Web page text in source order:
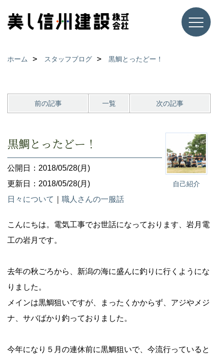
ホーム スタッフブログ 黒鯛とったどー！
前の記事 一覧 次の記事
自己紹介
黒鯛とったどー！
公開日：2018/05/28(月)
更新日：2018/05/28(月)
日々について
職人さんの一服話
こんにちは。電気工事でお世話になっております、岩月電
工の岩月です。
去年の秋ごろから、新潟の海に盛んに釣りに行くようにな
りました。
メインは黒鯛狙いですが、まったくかからず、アジやメジ
ナ、サバばかり釣っておりました。
今年になり５月の連休前に黒鯛狙いで、今流行っていると